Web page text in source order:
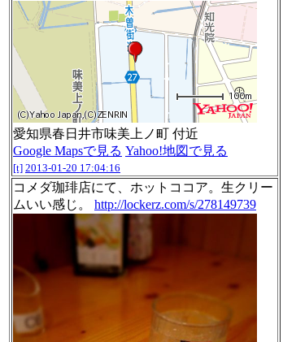
愛知県春日井市味美上ノ町 付近
Google Mapsで見る Yahoo!地図で見る
[t] 2013-01-20 17:04:16
コメダ珈琲店にて、ホットココア。生クリー
ムいい感じ。 http://lockerz.com/s/278149739